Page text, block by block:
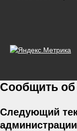
Сообщить
Следующий